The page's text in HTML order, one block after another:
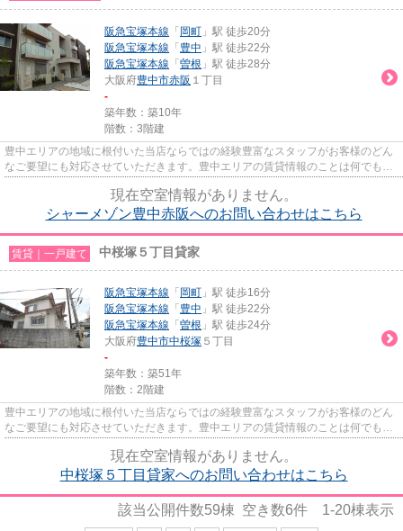
阪急宝塚本線 「 岡町 」駅 徒歩20分
阪急宝塚本線 「 豊中 」駅 徒歩22分
阪急宝塚本線 「 曽根 」駅 徒歩28分
大阪府豊中市赤阪 １丁目
-
築年数：築10年
階数：3階建
豊中エリアの地域に根付いた当店ならではの経験豊富なスタッフがお客様のどん
なご要望にも対応させていただきます。豊中エリアの賃貸情報のことは何でもお
現在空室情報がありません。
シャーメゾン豊中赤阪へのお問い合わせはこちら
賃貸｜一戸建て 中桜塚５丁目貸家
阪急宝塚本線 「 岡町 」駅 徒歩16分
阪急宝塚本線 「 豊中 」駅 徒歩22分
阪急宝塚本線 「 曽根 」駅 徒歩24分
大阪府豊中市中桜塚 ５丁目
-
築年数：築51年
階数：2階建
豊中エリアの地域に根付いた当店ならではの経験豊富なスタッフがお客様のどん
なご要望にも対応させていただきます。豊中エリアの賃貸情報のことは何でもお
現在空室情報がありません。
中桜塚５丁目貸家へのお問い合わせはこちら
該当公開件数59棟 空き数6件 1-20棟表示